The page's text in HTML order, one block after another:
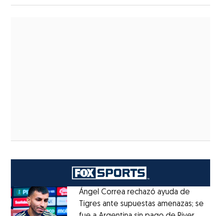
Ángel Correa rechazó ayuda de
Tigres ante supuestas amenazas; se